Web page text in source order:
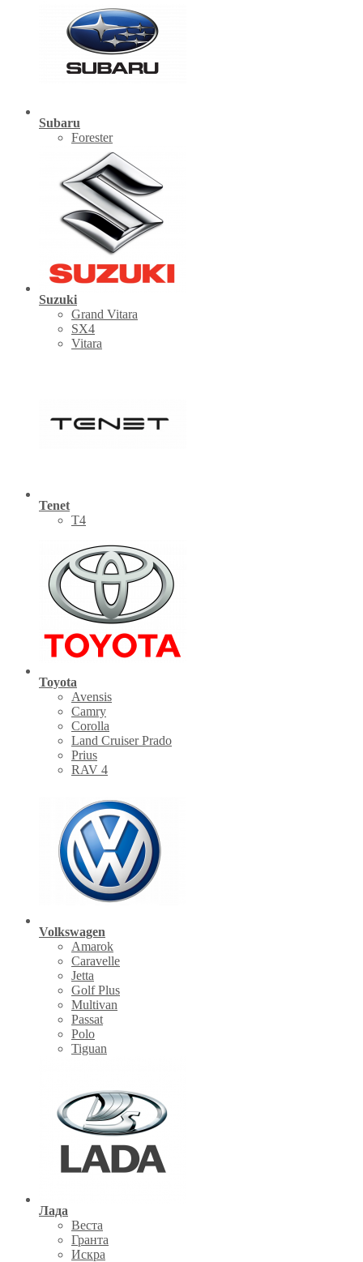
Subaru
Forester
Suzuki
Grand Vitara
SX4
Vitara
Tenet
Т4
Toyota
Avensis
Camry
Corolla
Land Cruiser Prado
Prius
RAV 4
Volkswagen
Amarok
Caravelle
Jetta
Golf Plus
Multivan
Passat
Polo
Tiguan
Лада
Веста
Гранта
Искра